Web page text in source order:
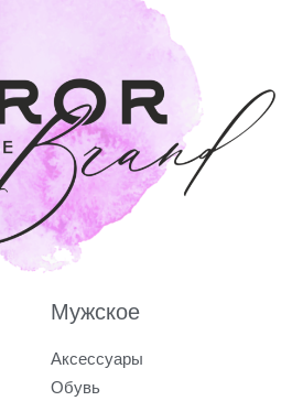
Мужское
Аксессуары
Обувь